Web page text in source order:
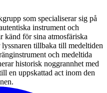
som specialiserar sig på
instrument och
känd för sina atmosfäriska
tillbaka till medeltiden
och medeltida
historisk noggrannhet med
en uppskattad act inom den